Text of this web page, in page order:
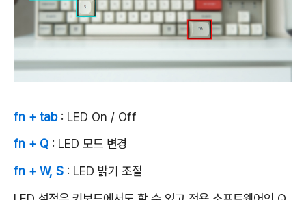
fn + tab: LED On / Off
fn + Q : LED 모드 변경
fn + W, S : LED 밝기 조절